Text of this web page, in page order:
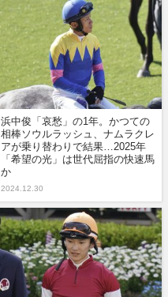
浜中俊「哀愁」の1年。かつての
相棒ソウルラッシュ、ナムラクレ
アが乗り替わりで結果…2025年
「希望の光」は世代屈指の快速馬
か
2024.12.30